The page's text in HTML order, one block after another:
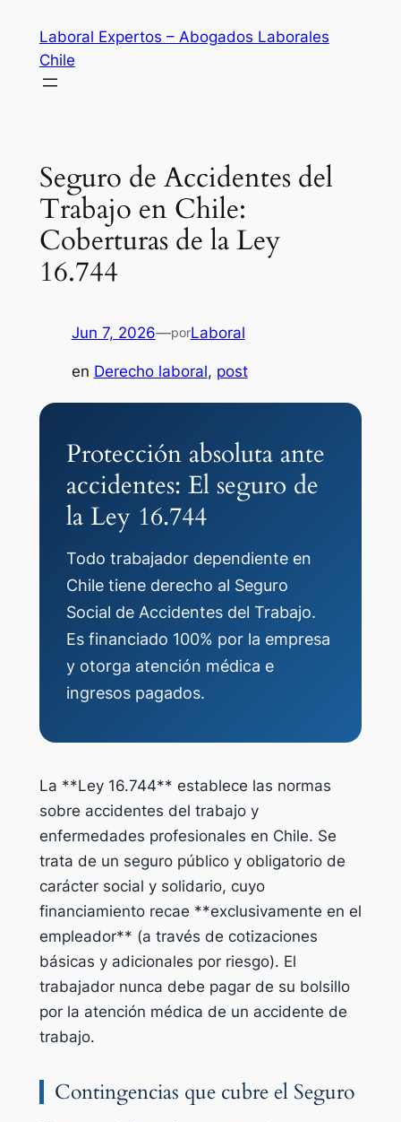
contenido
Laboral Expertos – Abogados Laborales
Chile
Seguro de Accidentes del
Trabajo en Chile:
Coberturas de la Ley
16.744
Jun 7, 2026—porLaboral
en Derecho laboral, post
Protección absoluta ante
accidentes: El seguro de
la Ley 16.744
Todo trabajador dependiente en
Chile tiene derecho al Seguro
Social de Accidentes del Trabajo.
Es financiado 100% por la empresa
y otorga atención médica e
ingresos pagados.
La **Ley 16.744** establece las normas
sobre accidentes del trabajo y
enfermedades profesionales en Chile. Se
trata de un seguro público y obligatorio de
carácter social y solidario, cuyo
financiamiento recae **exclusivamente en el
empleador** (a través de cotizaciones
básicas y adicionales por riesgo). El
trabajador nunca debe pagar de su bolsillo
por la atención médica de un accidente de
trabajo.
Contingencias que cubre el Seguro